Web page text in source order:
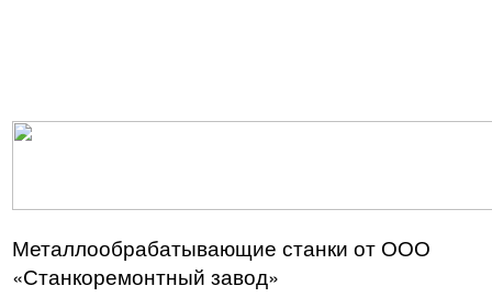
Металлообрабатывающие станки от ООО
«Станкоремонтный завод»